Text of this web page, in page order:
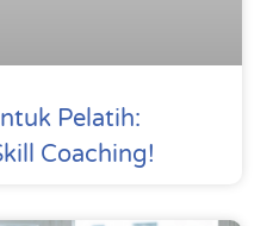
Pelatih:
Coaching!